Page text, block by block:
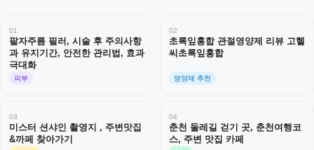
01
팔자주름 필러, 시술 후 주의사항
과 유지기간, 안전한 관리법, 효과
극대화
피부
02
초록잎홍합 관절영양제 리뷰 고헬
씨초록잎홍합
영양제 추천
03
미스터 션샤인 촬영지 , 주변맛집
&까페 찾아가기
04
춘천 둘레길 걷기 곳, 춘천여행코
스, 주변 맛집 카페